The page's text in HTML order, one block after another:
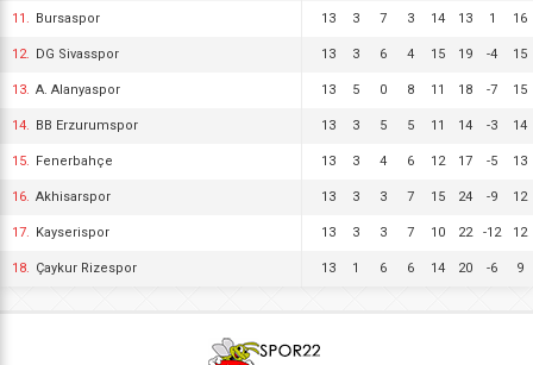
11. Bursaspor 13 3 7 3 14 13 1 16
12. DG Sivasspor 13 3 6 4 15 19 -4 15
13. A. Alanyaspor 13 5 0 8 11 18 -7 15
14. BB Erzurumspor 13 3 5 5 11 14 -3 14
15. Fenerbahçe 13 3 4 6 12 17 -5 13
16. Akhisarspor 13 3 3 7 15 24 -9 12
17. Kayserispor 13 3 3 7 10 22 -12 12
18. Çaykur Rizespor 13 1 6 6 14 20 -6 9